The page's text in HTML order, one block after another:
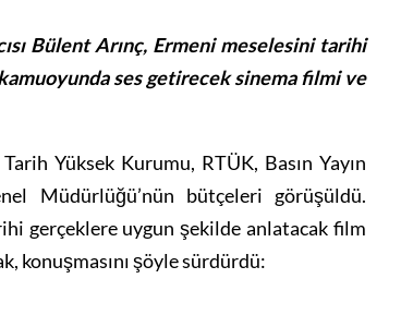
Bülent Arınç, Ermeni meselesini tarihi
ses getirecek sinema filmi ve
Yüksek Kurumu, RTÜK, Basın Yayın
Müdürlüğü’nün bütçeleri görüşüldü.
gerçeklere uygun şekilde anlatacak film
konuşmasını şöyle sürdürdü: